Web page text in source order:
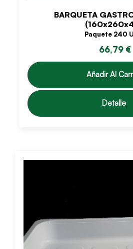
BARQUETA
Paquete 240
66,79 €
Añadir Al
Detalle